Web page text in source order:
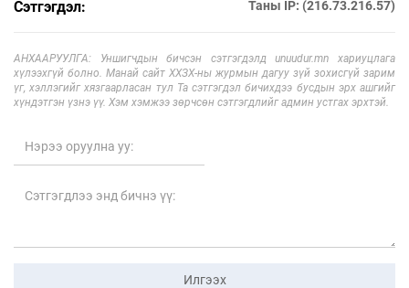
Сэтгэгдэл: Таны IP: (216.73.216.57)
АНХААРУУЛГА: Уншигчдын бичсэн сэтгэгдэлд unuudur.mn хариуцлага
хүлээхгүй болно. Манай сайт ХХЗХ-ны журмын дагуу зүй зохисгүй зарим
үг, хэллэгийг хязгаарласан тул Та сэтгэгдэл бичихдээ бусдын эрх ашгийг
хүндэтгэн үзнэ үү. Хэм хэмжээ зөрчсөн сэтгэгдлийг админ устгах эрхтэй.
Илгээх